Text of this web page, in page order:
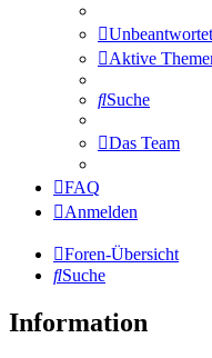
Aktive
Suche
Das Team
FAQ
Anmelden
Foren-Übersicht
Suche
Information